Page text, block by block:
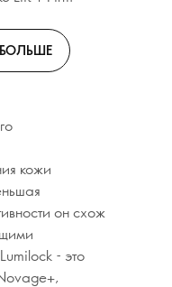
кожи
он схож
- это